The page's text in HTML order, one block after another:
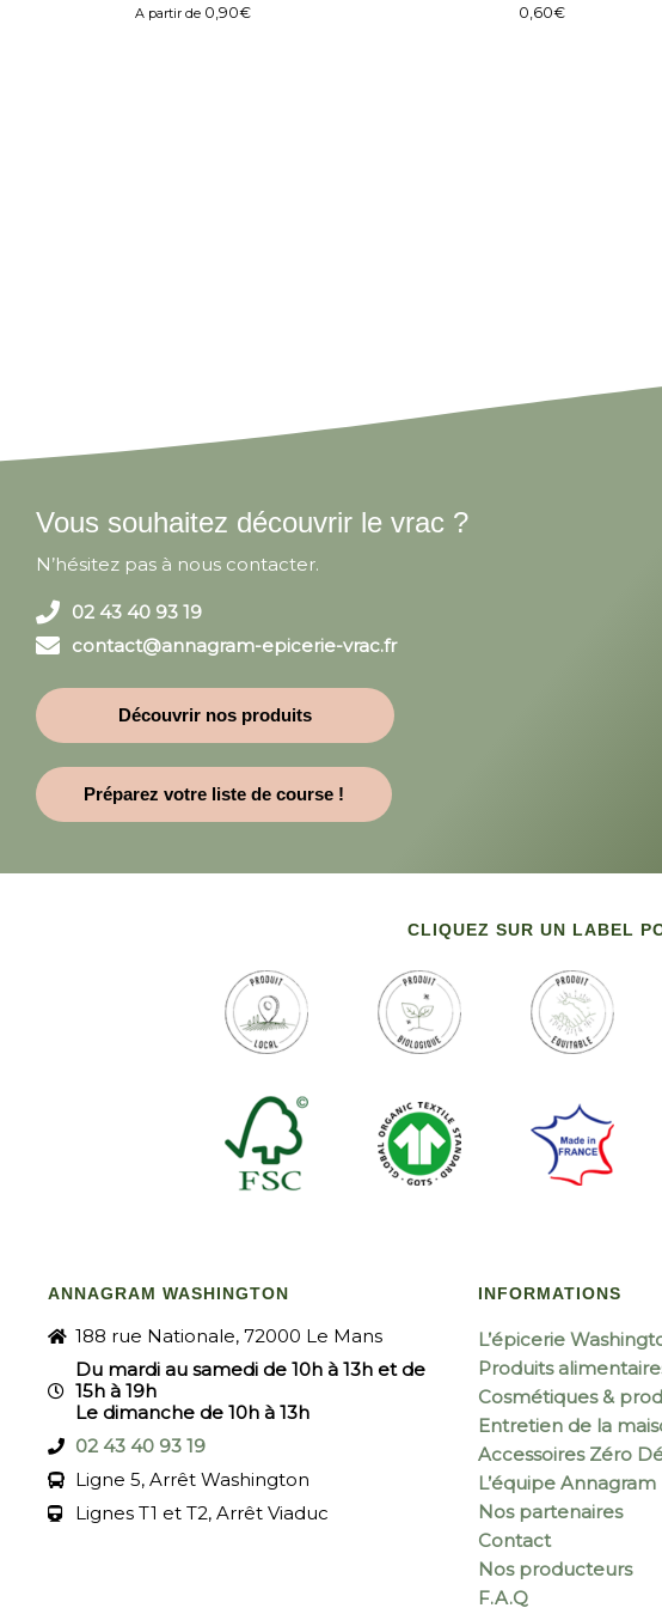
A partir de 0,90€ 0,60€
Vous souhaitez découvrir le vrac ?
N’hésitez pas à nous contacter.
02 43 40 93 19
contact@annagram-epicerie-vrac.fr
Découvrir nos produits
Préparez votre liste de course !
CLIQUEZ SUR UN LABEL
ANNAGRAM WASHINGTON
188 rue Nationale, 72000 Le Mans
Du mardi au samedi de 10h à 13h et de
15h à 19h
Le dimanche de 10h à 13h
02 43 40 93 19
Ligne 5, Arrêt Washington
Lignes T1 et T2, Arrêt Viaduc
INFORMATIONS
L’épicerie
Produits
Cosmétiques &
Entretien de la
Accessoires Zéro
L’équipe Annagram
Nos partenaires
Contact
Nos producteurs
F.A.Q